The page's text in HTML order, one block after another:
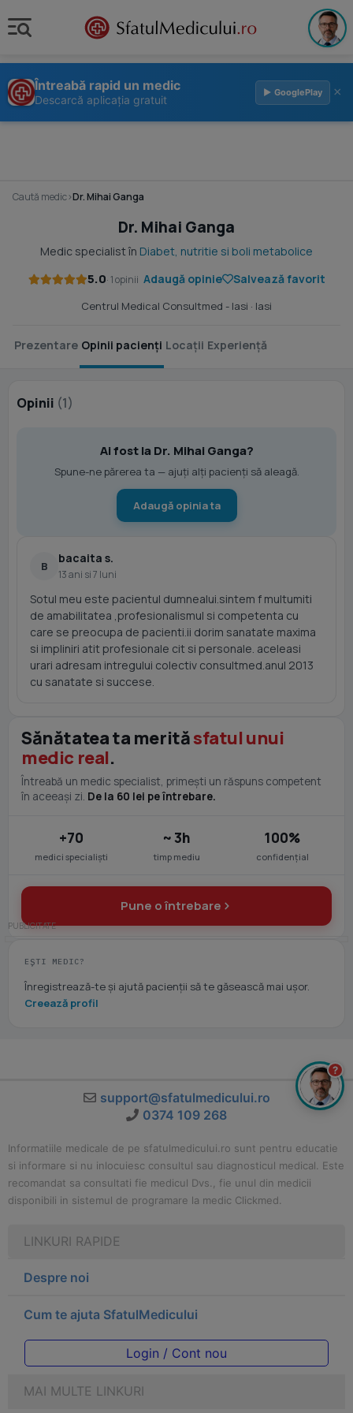
Întreabă rapid un medic
Descarcă aplicația gratuit
▶ GooglePlay ×
Caută medic›Dr. Mihai Ganga
Dr. Mihai Ganga
Medic specialist în Diabet, nutritie si boli metabolice
5.0· 1 opinii Adaugă opinie Salvează favorit
Centrul Medical Consultmed - Iasi · Iasi
Prezentare Opinii pacienți Locații Experiență
Opinii (1)
Ai fost la Dr. Mihai Ganga?
Spune-ne părerea ta — ajuți alți pacienți să aleagă.
Adaugă opinia ta
B
bacaita s.
13 ani si 7 luni
Sotul meu este pacientul dumnealui.sintem f multumiti
de amabilitatea ,profesionalismul si competenta cu
care se preocupa de pacienti.ii dorim sanatate maxima
si impliniri atit profesionale cit si personale. aceleasi
urari adresam intregului colectiv consultmed.anul 2013
cu sanatate si succese.
Sănătatea ta merităsfatul unui
medic real.
Întreabă un medic specialist, primești un răspuns competent
în aceeași zi. De la 60 lei pe întrebare.
+70
medici specialiști
~ 3h
timp mediu
100%
confidențial
Pune o întrebare
EȘTI MEDIC?
Înregistrează-te și ajută pacienții să te găsească mai ușor.
Creează profil
support@sfatulmedicului.ro
0374 109 268
Informatiile medicale de pe sfatulmedicului.ro sunt pentru educatie
si informare si nu inlocuiesc consultul sau diagnosticul medical. Este
recomandat sa consultati fie medicul Dvs., fie unul din medicii
disponibili in sistemul de programare la medic Clickmed.
LINKURI RAPIDE
Despre noi
Cum te ajuta SfatulMedicului
Login / Cont nou
MAI MULTE LINKURI
?